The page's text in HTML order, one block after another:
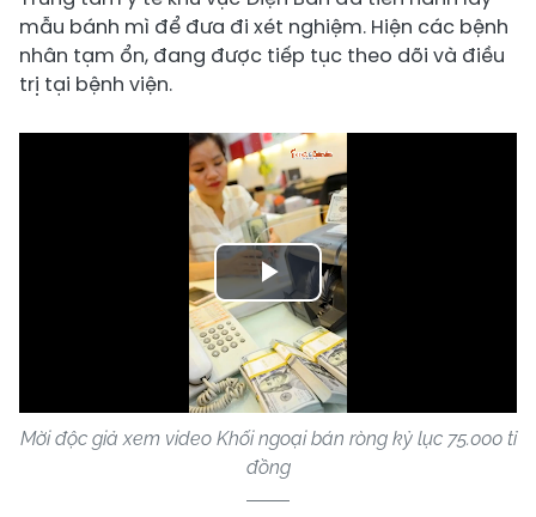
mẫu bánh mì để đưa đi xét nghiệm. Hiện các bệnh
nhân tạm ổn, đang được tiếp tục theo dõi và điều
trị tại bệnh viện.
Play
Video
Mời độc giả xem video Khối ngoại bán ròng kỷ lục 75.000 tỉ
đồng